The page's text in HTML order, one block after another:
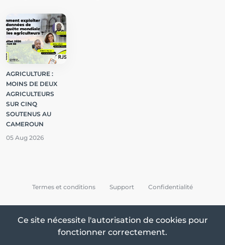
AGRICULTURE :
MOINS DE DEUX
AGRICULTEURS
SUR CINQ
SOUTENUS AU
CAMEROUN
05 Aug 2026
Termes et conditions Support Confidentialité
Ce site nécessite l'autorisation de cookies pour
fonctionner correctement.